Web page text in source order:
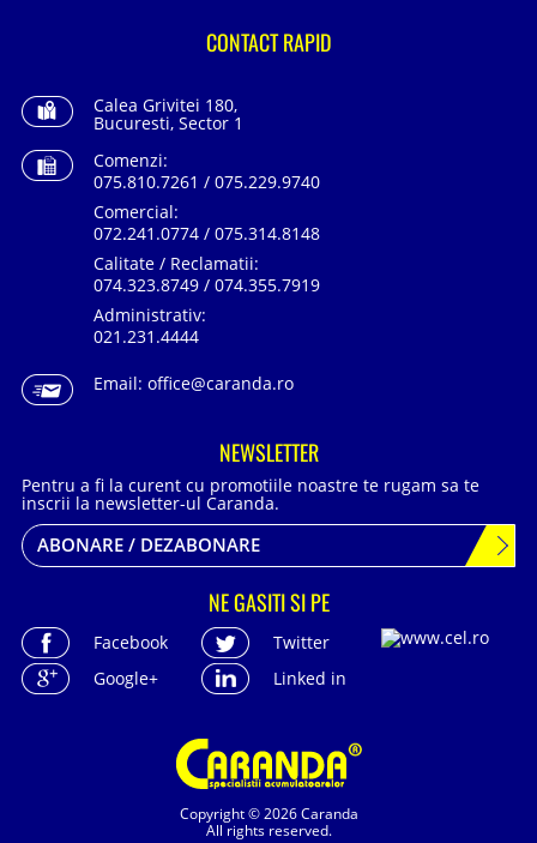
Copyright © 2026 Caranda
All rights reserved.
CONTACT RAPID
Calea Grivitei 180,
Bucuresti, Sector 1
Comenzi:
075.810.7261 / 075.229.9740
Comercial:
072.241.0774 / 075.314.8148
Calitate / Reclamatii:
074.323.8749 / 074.355.7919
Administrativ:
021.231.4444
Email: office@caranda.ro
NEWSLETTER
Pentru a fi la curent cu promotiile noastre te rugam sa te
inscrii la newsletter-ul Caranda.
ABONARE / DEZABONARE
NE GASITI SI PE
Facebook
Twitter
Google+
Linked in